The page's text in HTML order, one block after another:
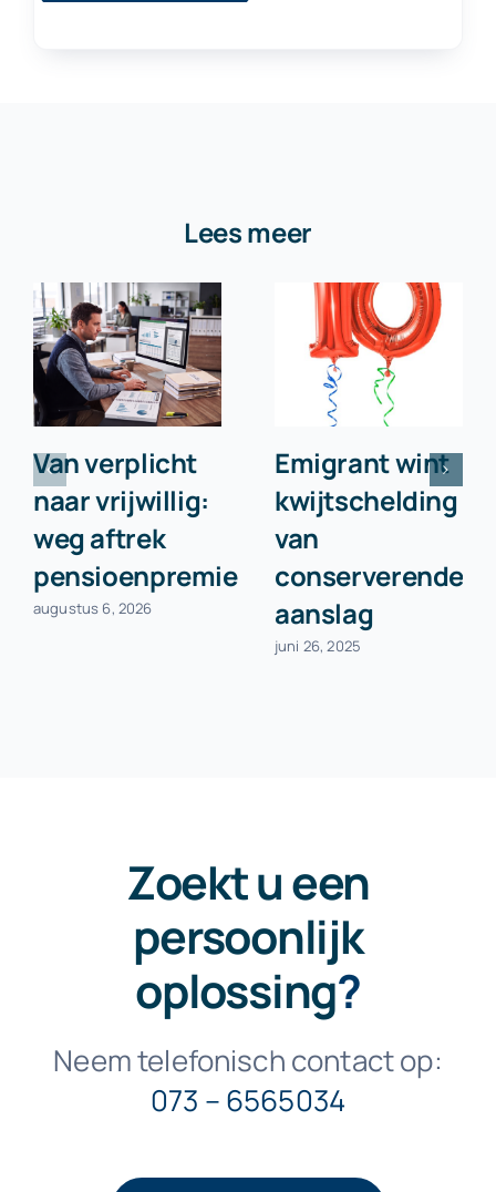
Lees meer
Van verplicht
naar vrijwillig:
weg aftrek
pensioenpremie
augustus 6, 2026
Emigrant wint
kwijtschelding
van
conserverende
aanslag
juni 26, 2025
Zoekt u een
persoonlijk
oplossing?
Neem telefonisch contact op:
073 – 6565034